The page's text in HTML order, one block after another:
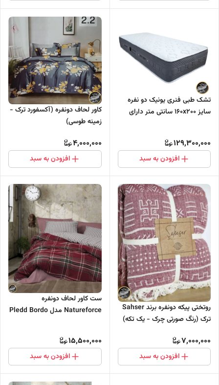
تشک طبی فنری یونیک دو نفره
سایز ۱۶۰x۲۰۰ سانتی متر دارای
129,300,000
افزودن به سبد
کاور لحاف دونفره (آکسفورد ترک -
زمینه طوسی)
4,000,000
افزودن به سبد
روتختی پیکه دونفره برند Sahser
ترک (رنگ صورتی چرک - یک تکه)
7,000,000
افزودن به سبد
ست کاور لحاف دونفره
Natureforce مدل Pledd Bordo
15,500,000
افزودن به سبد